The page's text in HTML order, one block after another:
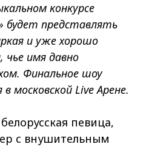
конкурсе
будет представлять
и уже хорошо
чье имя давно
Финальное шоу
московской Live Арене.
певица,
с внушительным